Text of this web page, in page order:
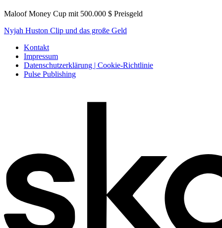
Maloof Money Cup mit 500.000 $ Preisgeld
Nyjah Huston Clip und das große Geld
Kontakt
Impressum
Datenschutzerklärung | Cookie-Richtlinie
Pulse Publishing